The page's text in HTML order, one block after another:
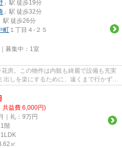
」駅 徒歩19分
」駅 徒歩32分
駅 徒歩26分
町 １丁目４-２５
募集中： 1室
房。この物件は内観も綺麗で設備も充実
出しを楽にするために、遠くまで行かずに
共益費 6,000円)
｜礼：9万円
階
㎡